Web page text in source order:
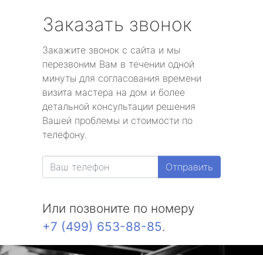
Заказать звонок
Закажите звонок с сайта и мы
перезвоним Вам в течении одной
минуты для согласования времени
визита мастера на дом и более
детальной консультации решения
Вашей проблемы и стоимости по
телефону.
Отправить
Или позвоните по номеру
+7 (499) 653-88-85.